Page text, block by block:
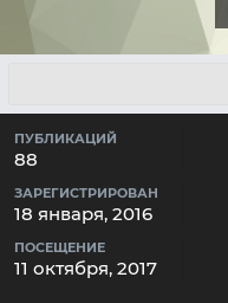
ПУБЛИКАЦИЙ
88
ЗАРЕГИСТРИРОВАН
18 января, 2016
ПОСЕЩЕНИЕ
11 октября, 2017